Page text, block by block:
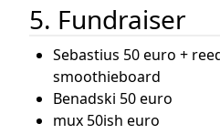
5. Fundraiser
Sebastius 50 euro +
smoothieboard
Benadski 50 euro
mux 50ish euro